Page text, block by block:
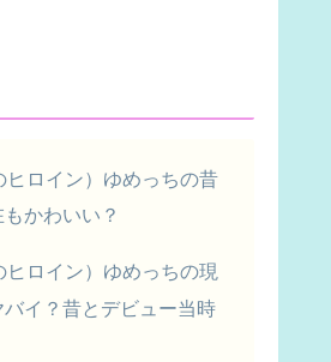
ヒロイン）ゆめっちの昔
かわいい？
ヒロイン）ゆめっちの現
イ？昔とデビュー当時